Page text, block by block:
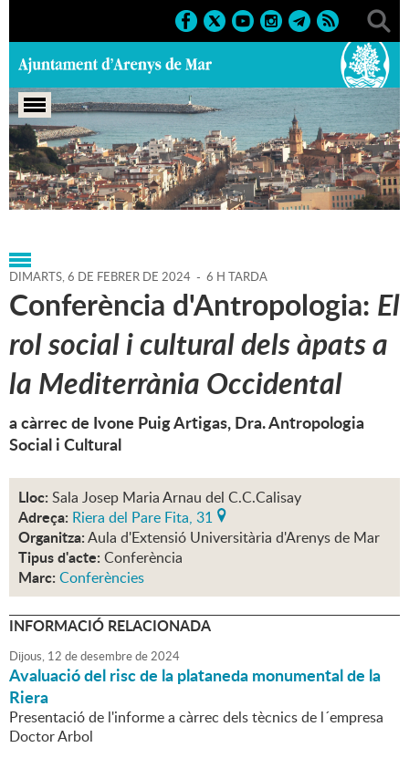
Portada > Agenda > 06-02-
2024 > Marcs > Culturals > 2024 > Conferències
DIMARTS,6 DE FEBRER DE 2024 - 6 H TARDA
Conferència d'Antropologia: El
rol social i cultural dels àpats a
la Mediterrània Occidental
a càrrec de Ivone Puig Artigas, Dra. Antropologia
Social i Cultural
Lloc: Sala Josep Maria Arnau del C.C.Calisay
Adreça: Riera del Pare Fita, 31
Organitza:Aula d'Extensió Universitària d'Arenys de Mar
Tipus d'acte: Conferència
Marc: Conferències
INFORMACIÓ RELACIONADA
Dijous, 12 dedesembrede2024
Avaluació del risc de la plataneda monumental de la
Riera
Presentació de l'informe a càrrec dels tècnics de l´empresa
Doctor Arbol